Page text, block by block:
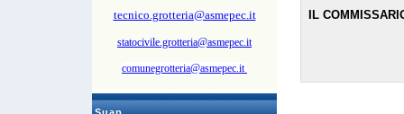
tecnico.grotteria@asmepec.it
statocivile.grotteria@asmepec.it
comunegrotteria@asmepec.it
IL